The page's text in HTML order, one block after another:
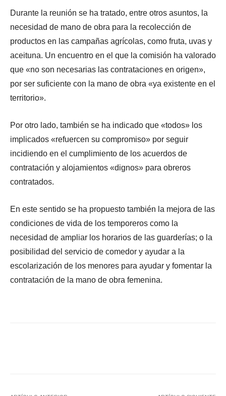
Durante la reunión se ha tratado, entre otros asuntos, la
necesidad de mano de obra para la recolección de
productos en las campañas agrícolas, como fruta, uvas y
aceituna. Un encuentro en el que la comisión ha valorado
que «no son necesarias las contrataciones en origen»,
por ser suficiente con la mano de obra «ya existente en el
territorio».
Por otro lado, también se ha indicado que «todos» los
implicados «refuercen su compromiso» por seguir
incidiendo en el cumplimiento de los acuerdos de
contratación y alojamientos «dignos» para obreros
contratados.
En este sentido se ha propuesto también la mejora de las
condiciones de vida de los temporeros como la
necesidad de ampliar los horarios de las guarderías; o la
posibilidad del servicio de comedor y ayudar a la
escolarización de los menores para ayudar y fomentar la
contratación de la mano de obra femenina.